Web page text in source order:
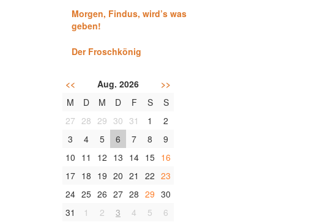
Morgen, Findus, wird’s was
geben!
Der Froschkönig
<< Aug. 2026
>>
M
D M D F S
S
27 28 29 30 31 1
2
3
4 5 6 7 8
9
10 11 12 13 14 15 16
17 18 19 20 21 22 23
24 25 26 27 28 29 30
31
1 2 3 4 5 6